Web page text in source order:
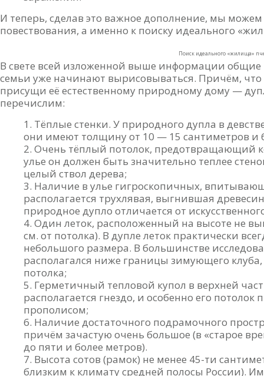
И теперь, сделав это важное дополнение, мы
повествования, а именно к поиску идеального
Поиск идеального «жилища»
В свете всей изложенной выше информации
семьи уже начинают вырисовываться. Причём, что
присущи её естественному природному дому —
перечислим:
Тёплые стенки. У природного дупла в
они имеют толщину от 10 — 15 сантиметров и
Очень тёплый потолок, предотвращающий
улье он должен быть значительно теплее
целый ствол дерева;
Наличие в улье гигроскопичных,
располагается трухлявая, выгнившая
природное дупло отличается от
Один леток, расположенный на высоте не
см. от потолка). В дупле леток практически
небольшого размера. В большинстве
располагался ниже границы зимующего
потолка;
Герметичный тепловой купол в верхней
располагается гнездо, и особенно его
прополисом;
Наличие достаточного подрамочного
причём зачастую очень большое (в «старое
до пяти и более метров).
Высота сотов (рамок) не менее 45-ти
близким к климату средней полосы России).